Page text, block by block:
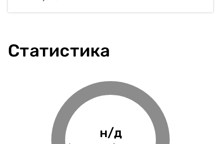
Статистика
н/д
0%
Фінансове
н/д
н/д